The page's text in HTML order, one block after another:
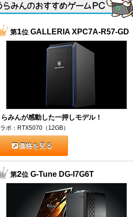
第1位GALLERIA XPC7A-R57-GD
みんが感動した一押しモデル！
ボ：RTX5070（12GB）
価格を見る
第2位G-Tune DG-I7G6T